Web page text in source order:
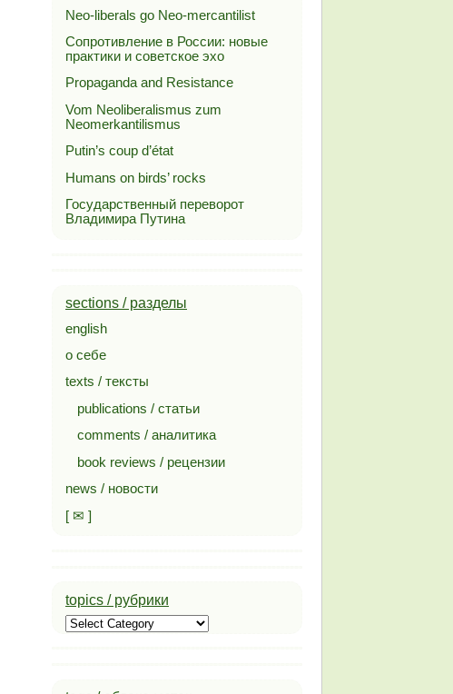
Neo-liberals go Neo-mercantilist
Сопротивление в России: новые
практики и советское эхо
Propaganda and Resistance
Vom Neoliberalismus zum
Neomerkantilismus
Putin’s coup d’état
Humans on birds’ rocks
Государственный переворот
Владимира Путина
sections / разделы
english
о себе
texts / тексты
publications / статьи
comments / аналитика
book reviews / рецензии
news / новости
[ ✉ ]
topics / рубрики
topics
/